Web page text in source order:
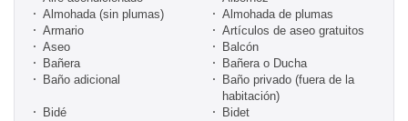
Almohada (sin plumas)
Almohada de plumas
Armario
Artículos de aseo gratuitos
Aseo
Balcón
Bañera
Bañera o Ducha
Baño adicional
Baño privado (fuera de la
habitación)
Bidé
Bidet